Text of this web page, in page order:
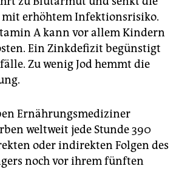
mit erhöhtem Infektionsrisiko.
A kann vor allem Kindern
Ein Zinkdefizit begünstigt
Zu wenig Jod hemmt die
Ernährungsmediziner
weltweit jede Stunde 390
oder indirekten Folgen des
noch vor ihrem fünften